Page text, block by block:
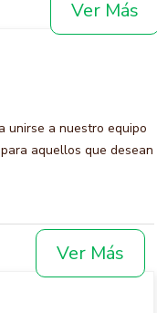
Ver Más
unirse a nuestro equipo
aquellos que desean
Ver Más